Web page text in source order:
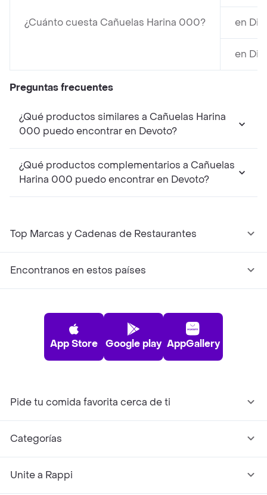
¿Cuánto cuesta Cañuelas Harina 000? en
en
Preguntas frecuentes
¿Qué productos similares a Cañuelas Harina
000 puedo encontrar en Devoto?
¿Qué productos complementarios a Cañuelas
Harina 000 puedo encontrar en Devoto?
Top Marcas y Cadenas de Restaurantes
Encontranos en estos países
App Store Google play AppGallery
Pide tu comida favorita cerca de ti
Categorías
Unite a Rappi